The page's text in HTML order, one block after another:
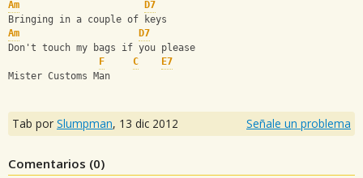
Am
D7
Bringing in a couple of keys
Am
D7
Don't touch my bags if you please
F
C
E7
Mister Customs Man
Tab por Slumpman, 13 dic 2012 Señale un problema
Comentarios (0)